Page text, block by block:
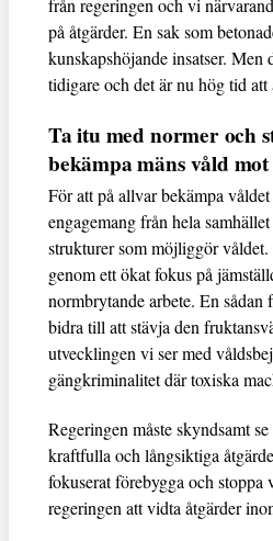
från regeringen och vi
på åtgärder. En sak som
kunskapshöjande insatser. Men
tidigare och det är nu hög tid att
Ta itu med normer och
bekämpa mäns våld
För att på allvar bekämpa
engagemang från hela
strukturer som möjliggör
genom ett ökat fokus på
normbrytande arbete. En
bidra till att stävja den
utvecklingen vi ser med
gängkriminalitet där toxiska
Regeringen måste skyndsamt
kraftfulla och långsiktiga
fokuserat förebygga och
regeringen att vidta åtgärder